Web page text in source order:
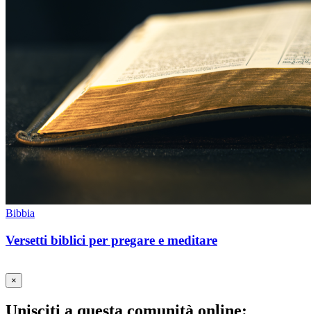
Bibbia
Versetti biblici per pregare e meditare
×